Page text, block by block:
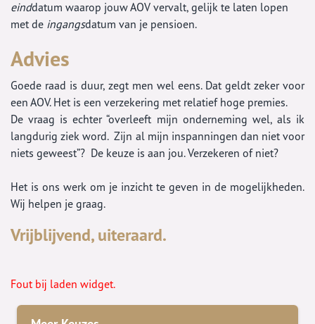
einddatum waarop jouw AOV vervalt, gelijk te laten lopen
met de ingangsdatum van je pensioen.
Advies
Goede raad is duur, zegt men wel eens. Dat geldt zeker voor
een AOV. Het is een verzekering met relatief hoge premies.
De vraag is echter “overleeft mijn onderneming wel, als ik
langdurig ziek word. Zijn al mijn inspanningen dan niet voor
niets geweest”? De keuze is aan jou. Verzekeren of niet?
Het is ons werk om je inzicht te geven in de mogelijkheden.
Wij helpen je graag.
Vrijblijvend, uiteraard.
Fout bij laden widget.